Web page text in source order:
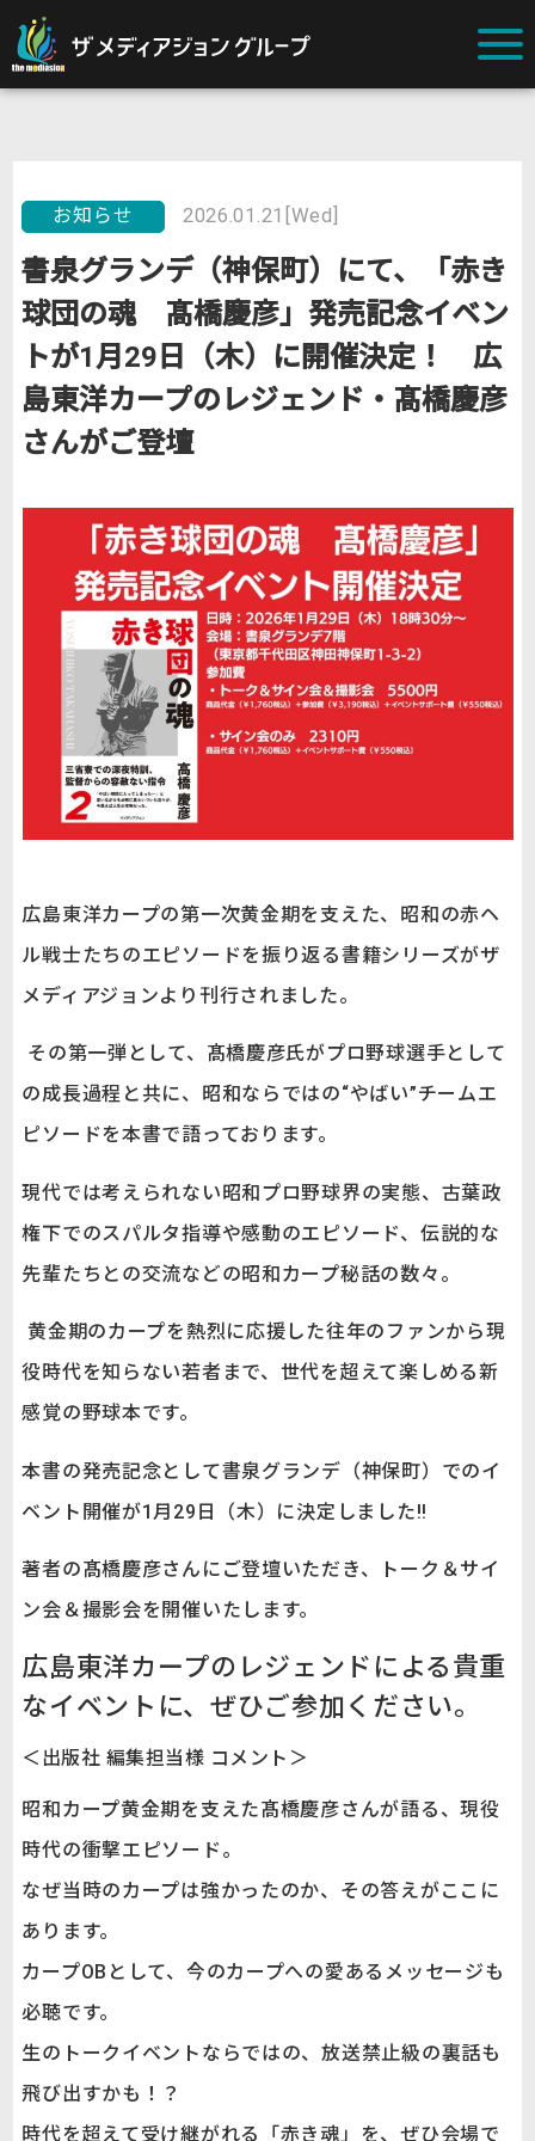
お知らせ 2026.01.21[Wed]
書泉グランデ（神保町）にて、「赤き
球団の魂 髙橋慶彦」発売記念イベン
トが1月29日（木）に開催決定！ 広
島東洋カープのレジェンド・髙橋慶彦
さんがご登壇
広島東洋カープの第一次黄金期を支えた、昭和の赤ヘ
ル戦士たちのエピソードを振り返る書籍シリーズがザ
メディアジョンより刊行されました。
その第一弾として、髙橋慶彦氏がプロ野球選手として
の成長過程と共に、昭和ならではの“やばい”チームエ
ピソードを本書で語っております。
現代では考えられない昭和プロ野球界の実態、古葉政
権下でのスパルタ指導や感動のエピソード、伝説的な
先輩たちとの交流などの昭和カープ秘話の数々。
黄金期のカープを熱烈に応援した往年のファンから現
役時代を知らない若者まで、世代を超えて楽しめる新
感覚の野球本です。
本書の発売記念として書泉グランデ（神保町）でのイ
ベント開催が1月29日（木）に決定しました!!
著者の髙橋慶彦さんにご登壇いただき、トーク＆サイ
ン会＆撮影会を開催いたします。
広島東洋カープのレジェンドによる貴重
なイベントに、ぜひご参加ください。
＜出版社 編集担当様 コメント＞
昭和カープ黄金期を支えた髙橋慶彦さんが語る、現役
時代の衝撃エピソード。
なぜ当時のカープは強かったのか、その答えがここに
あります。
カープOBとして、今のカープへの愛あるメッセージも
必聴です。
生のトークイベントならではの、放送禁止級の裏話も
飛び出すかも！？
時代を超えて受け継がれる「赤き魂」を、ぜひ会場で